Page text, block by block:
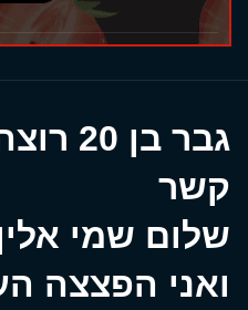
גבר
קשר
שלום שמי
ואני הפצצה